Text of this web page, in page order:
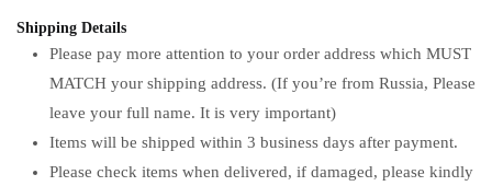
Shipping Details
Please pay more attention to your order address which MUST
MATCH your shipping address. (If you’re from Russia, Please
leave your full name. It is very important)
Items will be shipped within 3 business days after payment.
Please check items when delivered, if damaged, please kindly